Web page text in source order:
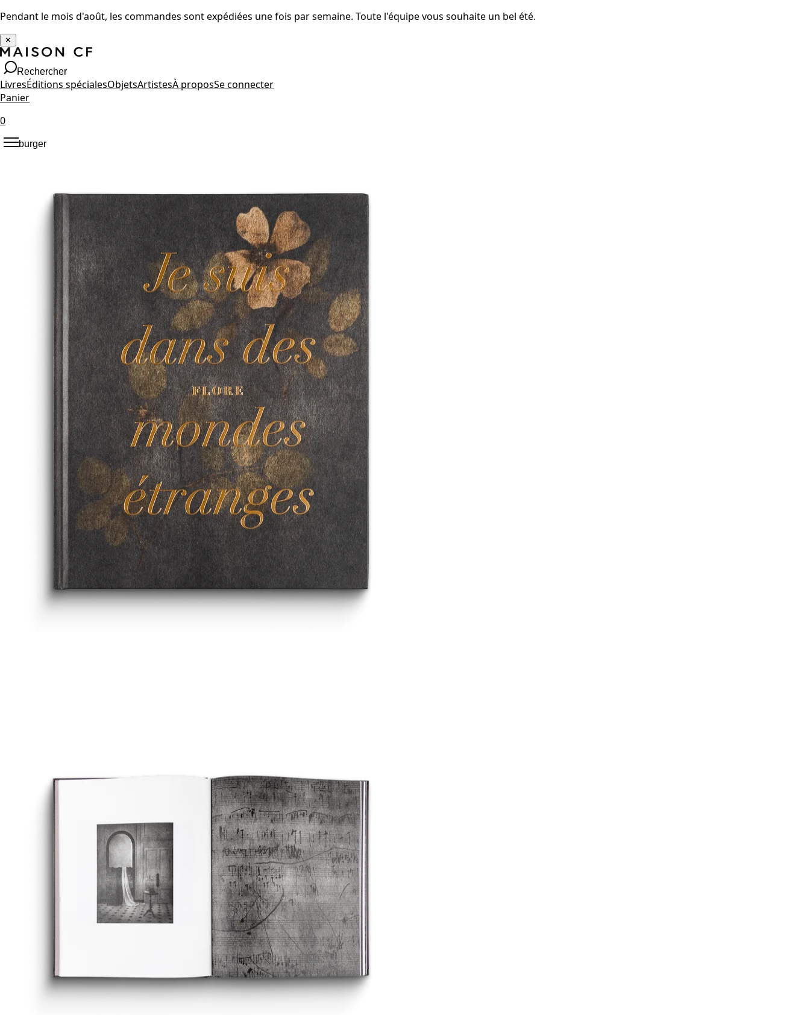
Pendant le mois d'août, les commandes sont expédiées une fois par semaine. Toute l'équipe vous souhaite un bel été.
✕
Rechercher
LivresÉditions spécialesObjetsArtistesÀ proposSe connecter
Panier
0
burger